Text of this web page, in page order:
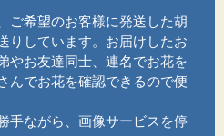
ご希望のお客様に発送した胡
りしています。お届けしたお
やお友達同士、連名でお花を
んでお花を確認できるので便
手ながら、画像サービスを停